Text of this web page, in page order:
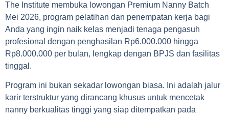
The Institute membuka lowongan Premium Nanny Batch
Mei 2026, program pelatihan dan penempatan kerja bagi
Anda yang ingin naik kelas menjadi tenaga pengasuh
profesional dengan penghasilan Rp6.000.000 hingga
Rp8.000.000 per bulan, lengkap dengan BPJS dan fasilitas
tinggal.
Program ini bukan sekadar lowongan biasa. Ini adalah jalur
karir terstruktur yang dirancang khusus untuk mencetak
nanny berkualitas tinggi yang siap ditempatkan pada